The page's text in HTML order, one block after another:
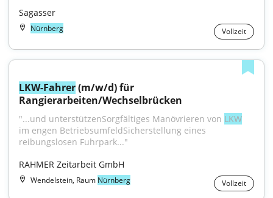
Sagasser
Nürnberg Vollzeit
LKW-Fahrer (m/w/d) für
Rangierarbeiten/Wechselbrücken
"...und unterstützenSorgfältiges Manövrieren von LKW
im engen BetriebsumfeldSicherstellung eines
reibungslosen Fuhrpark..."
RAHMER Zeitarbeit GmbH
Wendelstein, Raum Nürnberg Vollzeit